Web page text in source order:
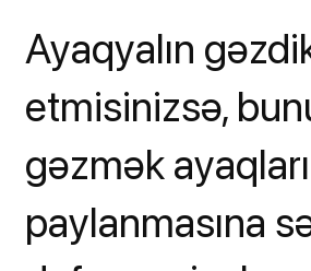
Ayaqyalın
etmisinizsə,
gəzmək
paylanmasına